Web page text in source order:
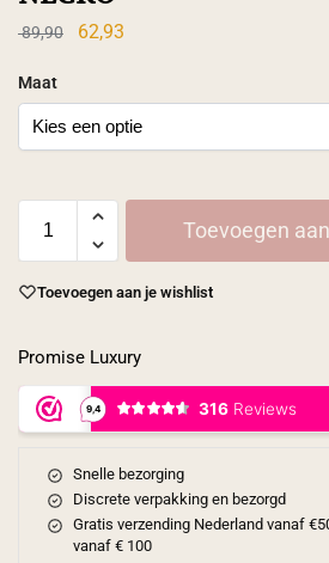
89,90 62,93
Maat
Toevoegen
Toevoegen aan je wishlist
Promise Luxury
Snelle bezorging
Discrete verpakking en bezorgd
Gratis verzending Nederland vanaf
vanaf € 100